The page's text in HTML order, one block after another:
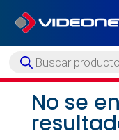
Búsqueda
de
No se